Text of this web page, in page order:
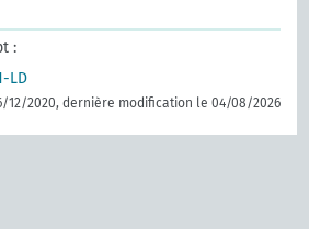
:
LD
12/2020, dernière modification le 04/08/2026